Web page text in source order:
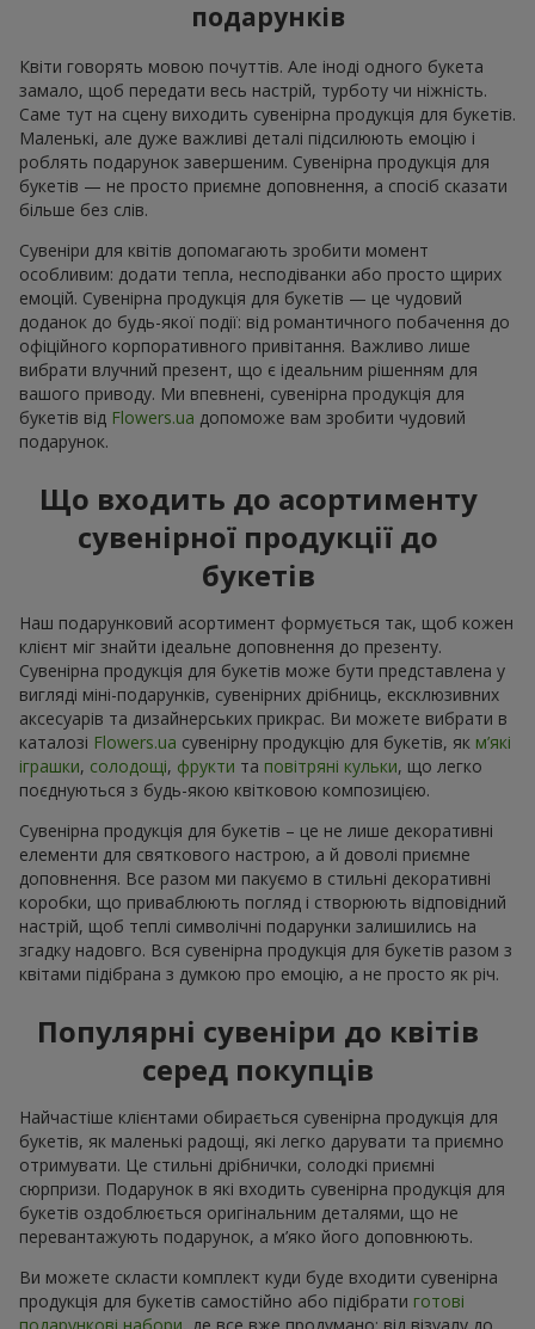
подарунків
Квіти говорять мовою почуттів. Але іноді одного букета
замало, щоб передати весь настрій, турботу чи ніжність.
Саме тут на сцену виходить сувенірна продукція для букетів.
Маленькі, але дуже важливі деталі підсилюють емоцію і
роблять подарунок завершеним. Сувенірна продукція для
букетів — не просто приємне доповнення, а спосіб сказати
більше без слів.
Сувеніри для квітів допомагають зробити момент
особливим: додати тепла, несподіванки або просто щирих
емоцій. Сувенірна продукція для букетів — це чудовий
доданок до будь-якої події: від романтичного побачення до
офіційного корпоративного привітання. Важливо лише
вибрати влучний презент, що є ідеальним рішенням для
вашого приводу. Ми впевнені, сувенірна продукція для
букетів від Flowers.ua допоможе вам зробити чудовий
подарунок.
Що входить до асортименту
сувенірної продукції до
букетів
Наш подарунковий асортимент формується так, щоб кожен
клієнт міг знайти ідеальне доповнення до презенту.
Сувенірна продукція для букетів може бути представлена у
вигляді міні-подарунків, сувенірних дрібниць, ексклюзивних
аксесуарів та дизайнерських прикрас. Ви можете вибрати в
каталозі Flowers.ua cувенірну продукцію для букетів, як м’які
іграшки, солодощі, фрукти та повітряні кульки, що легко
поєднуються з будь-якою квітковою композицією.
Сувенірна продукція для букетів – це не лише декоративні
елементи для святкового настрою, а й доволі приємне
доповнення. Все разом ми пакуємо в стильні декоративні
коробки, що приваблюють погляд і створюють відповідний
настрій, щоб теплі символічні подарунки залишились на
згадку надовго. Вся сувенірна продукція для букетів разом з
квітами підібрана з думкою про емоцію, а не просто як річ.
Популярні сувеніри до квітів
серед покупців
Найчастіше клієнтами обирається сувенірна продукція для
букетів, як маленькі радощі, які легко дарувати та приємно
отримувати. Це стильні дрібнички, солодкі приємні
сюрпризи. Подарунок в які входить сувенірна продукція для
букетів оздоблюється оригінальним деталями, що не
перевантажують подарунок, а м’яко його доповнюють.
Ви можете скласти комплект куди буде входити сувенірна
продукція для букетів самостійно або підібрати готові